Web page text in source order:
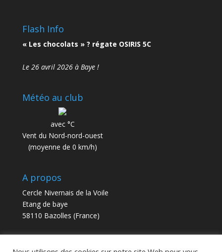
Flash Info
« Les chocolats » ? régate OSIRIS 5C
Le 26 avril 2026 à Baye !
Météo au club
avec °C
Vent du Nord-nord-ouest
(moyenne de 0 km/h)
A propos
Cercle Nivernais de la Voile
Etang de baye
58110 Bazolles (France)